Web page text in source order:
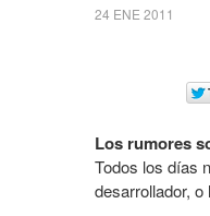
24 ENE 2011
Los rumores
Todos los días
desarrollador, o